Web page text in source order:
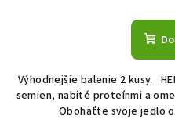
Výhodnejšie balenie 2 kusy.
semien, nabité proteínmi a
Obohaťte svoje jedlo